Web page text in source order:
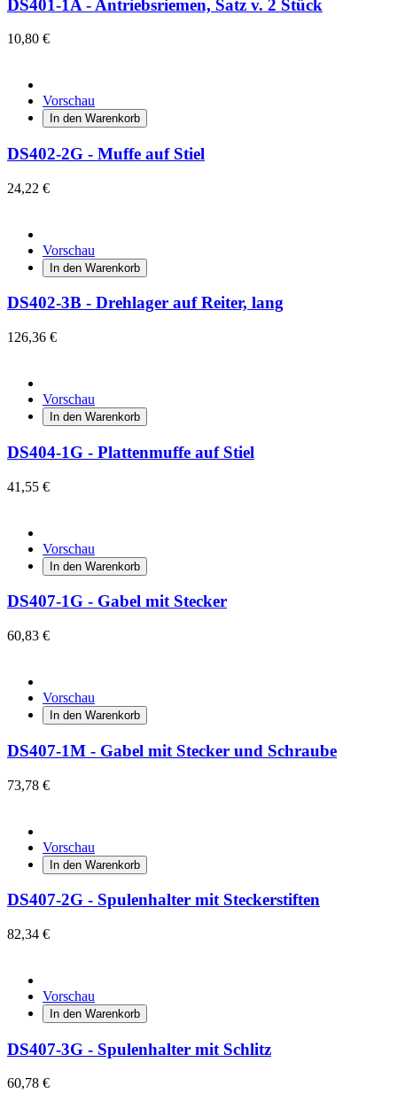
DS401-1A - Antriebsriemen, Satz v. 2 Stück
10,80 €
Vorschau
In den Warenkorb
DS402-2G - Muffe auf Stiel
24,22 €
Vorschau
In den Warenkorb
DS402-3B - Drehlager auf Reiter, lang
126,36 €
Vorschau
In den Warenkorb
DS404-1G - Plattenmuffe auf Stiel
41,55 €
Vorschau
In den Warenkorb
DS407-1G - Gabel mit Stecker
60,83 €
Vorschau
In den Warenkorb
DS407-1M - Gabel mit Stecker und Schraube
73,78 €
Vorschau
In den Warenkorb
DS407-2G - Spulenhalter mit Steckerstiften
82,34 €
Vorschau
In den Warenkorb
DS407-3G - Spulenhalter mit Schlitz
60,78 €